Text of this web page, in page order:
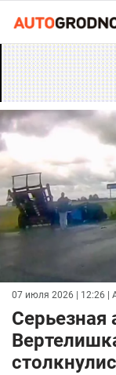
07 июля 2026 | 12:26 |
Серьезная